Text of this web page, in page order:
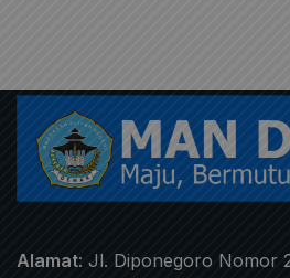
Alamat: Jl. Diponegoro Nomor